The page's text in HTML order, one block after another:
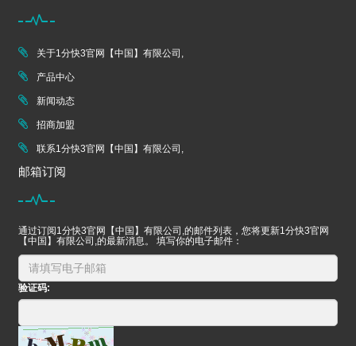
关于1分快3官网【中国】有限公司,
产品中心
新闻动态
招商加盟
联系1分快3官网【中国】有限公司,
邮箱订阅
通过订阅1分快3官网【中国】有限公司,的邮件列表，您将更新1分快3官网
【中国】有限公司,的最新消息。 填写你的电子邮件：
验证码: